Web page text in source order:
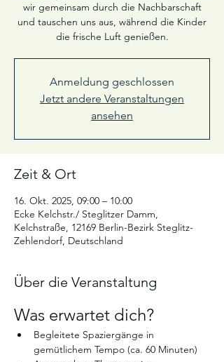
wir gemeinsam durch die Nachbarschaft
und tauschen uns aus, während die Kinder
die frische Luft genießen.
Anmeldung geschlossen
Jetzt andere Veranstaltungen
ansehen
Zeit & Ort
16. Okt. 2025, 09:00 – 10:00
Ecke Kelchstr./ Steglitzer Damm,
Kelchstraße, 12169 Berlin-Bezirk Steglitz-
Zehlendorf, Deutschland
Über die Veranstaltung
Was erwartet dich?
Begleitete Spaziergänge in
gemütlichem Tempo (ca. 60 Minuten)